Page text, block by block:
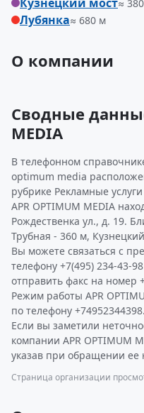
≈
Лубянка≈ 680 м
О компании
Сводные
MEDIA
В телефонном
optimum media
рубрике Рекламные
APR OPTIMUM MEDIA
Рождественка ул., д. 19.
Трубная - 360 м,
Вы можете связаться с
телефону +7(495) 234-43-
отправить факс на номер
Режим работы APR
по телефону +74952344398.
Если вы заметили
компании APR OPTIMUM
указав при обращении
Страница организации